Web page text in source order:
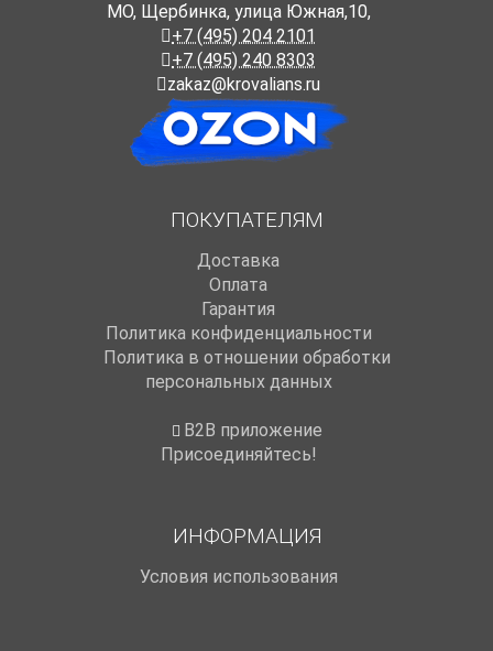
МО, Щербинка, улица Южная,10,
+7 (495) 204 2101
+7 (495) 240 8303
zakaz@krovalians.ru
ПОКУПАТЕЛЯМ
Доставка
Оплата
Гарантия
Политика конфиденциальности
Политика в отношении обработки
персональных данных
B2B приложение
Присоединяйтесь!
ИНФОРМАЦИЯ
Условия использования